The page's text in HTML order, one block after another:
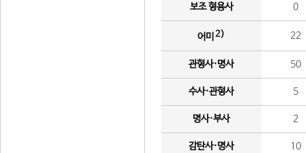
보조 형용사 0
어미 2) 22
관형사·명사 50
수사·관형사 5
명사·부사 2
감탄사·명사 10